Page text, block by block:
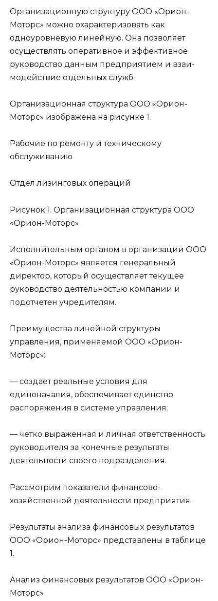
Организационную структуру ООО «Орион-
Моторс» можно охарактеризовать как
одноуровневую линейную. Она позволяет
осуще­ствлять оперативное и эффективное
руководство данным предприятием и взаи­
модействие отдельных служб.
Организационная структура ООО «Орион-
Моторс» изображена на рисунке 1.
Рабочие по ремонту и техническому
обслуживанию
Отдел лизинговых операций
Рисунок 1. Организационная структура ООО
«Орион-Моторс»
Исполнительным органом в организации ООО
«Орион-Моторс» является генеральный
директор, который осуществляет текущее
руководство деятельностью компании и
подотчетен учредителям.
Преимущества линейной структуры
управления, применяемой ООО «Орион-
Моторс»:
— создает реальные условия для
единоначалия, обеспечивает единство
распоряжения в системе управления;
— четко выраженная и личная ответственность
руководителя за конечные результаты
деятельности своего подразделения.
Рассмотрим показатели финансово-
хозяйственной деятельности предприятия.
Результаты анализа финансовых результатов
ООО «Орион-Моторс» представлены в таблице
1.
Анализ финансовых результатов ООО «Орион-
Моторс»